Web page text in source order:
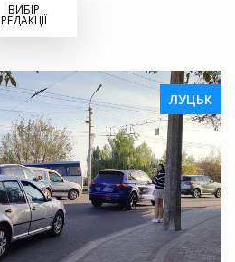
ВИБІР
РЕДАКЦІЇ
ЛУЦЬК